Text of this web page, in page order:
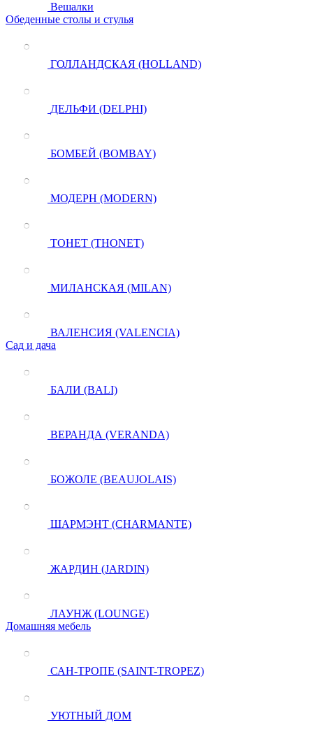
Вешалки
Обеденные столы и стулья
ГОЛЛАНДСКАЯ (HOLLAND)
ДЕЛЬФИ (DELPHI)
БОМБЕЙ (BOMBAY)
МОДЕРН (MODERN)
ТОНЕТ (THONET)
МИЛАНСКАЯ (MILAN)
ВАЛЕНСИЯ (VALENCIA)
Сад и дача
БАЛИ (BALI)
ВЕРАНДА (VERANDA)
БОЖОЛЕ (BEAUJOLAIS)
ШАРМЭНТ (CHARMANTE)
ЖАРДИН (JARDIN)
ЛАУНЖ (LOUNGE)
Домашняя мебель
САН-ТРОПЕ (SAINT-TROPEZ)
УЮТНЫЙ ДОМ